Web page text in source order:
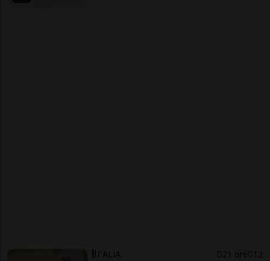
ITALIA 21 ore 12